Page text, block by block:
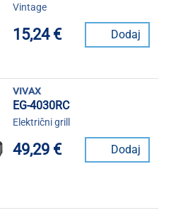
Vintage
15,24 € Dodaj
vivax
EG-4030RC
Električni grill
49,29 € Dodaj